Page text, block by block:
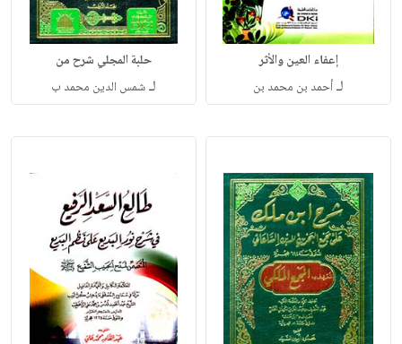
إعفاء العين والأثر
لـأحمد بن محمد بن
حلبة المجلي شرح من
لـشمس الدين محمد ب